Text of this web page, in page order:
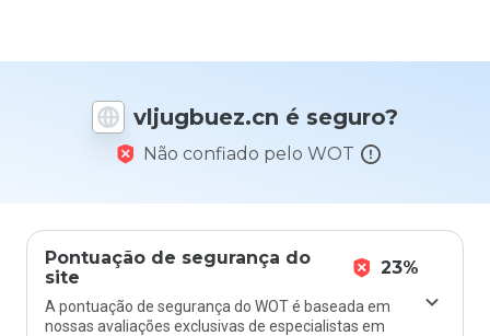
vljugbuez.cn é seguro?
Não confiado pelo WOT
Pontuação de segurança do
site
23%
A pontuação de segurança do WOT é baseada em
nossas avaliações exclusivas de especialistas em
que